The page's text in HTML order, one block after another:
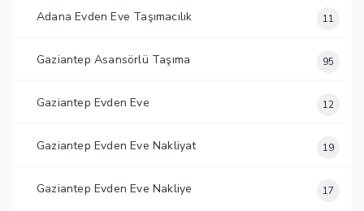
Adana Evden Eve Taşımacılık 11
Gaziantep Asansörlü Taşıma 95
Gaziantep Evden Eve 12
Gaziantep Evden Eve Nakliyat 19
Gaziantep Evden Eve Nakliye 17